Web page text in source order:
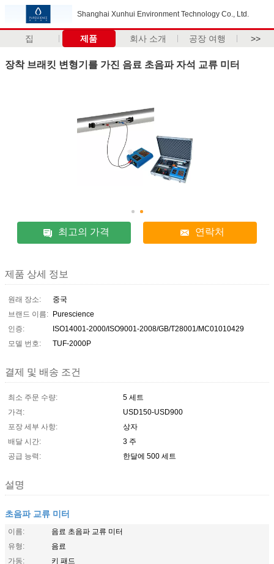
Shanghai Xunhui Environment Technology Co., Ltd.
집 제품 회사 소개 공장 여행 >>
장착 브래킷 변형기를 가진 음료 초음파 자석 교류 미터
최고의 가격 연락처
제품 상세 정보
원래 장소:
중국
브랜드 이름: Purescience
인증:
ISO14001-2000/ISO9001-2008/GB/T28001/MC01010429
모델 번호:
TUF-2000P
결제 및 배송 조건
최소 주문 수량:
5 세트
가격:
USD150-USD900
포장 세부 사항:
상자
배달 시간:
3 주
공급 능력:
한달에 500 세트
설명
초음파 교류 미터
이름:
음료 초음파 교류 미터
유형:
음료
가동:
키 패드